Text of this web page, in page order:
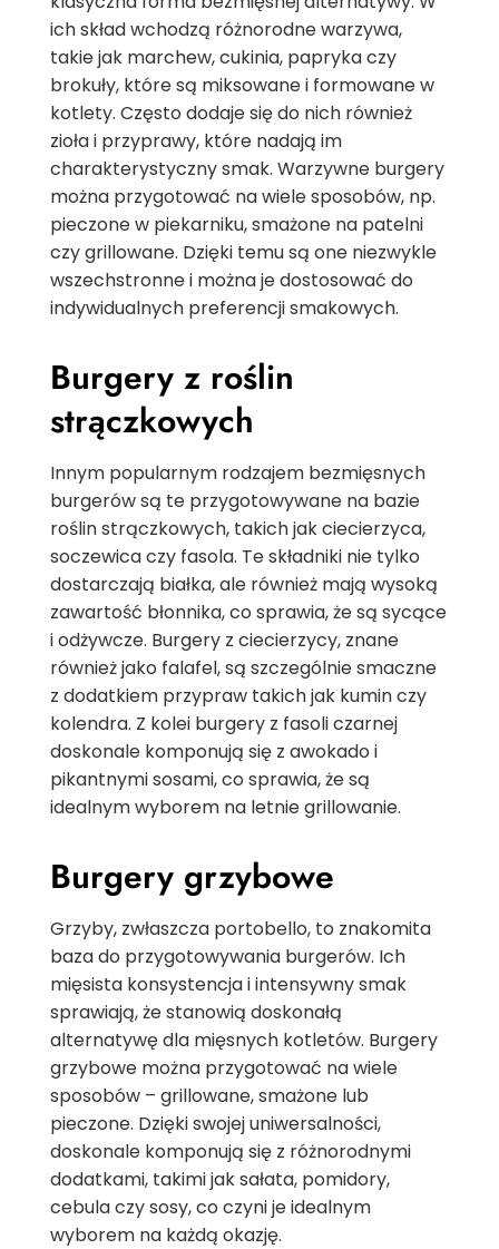
ich skład wchodzą różnorodne warzywa,
takie jak marchew, cukinia, papryka czy
brokuły, które są miksowane i formowane w
kotlety. Często dodaje się do nich również
zioła i przyprawy, które nadają im
charakterystyczny smak. Warzywne burgery
można przygotować na wiele sposobów, np.
pieczone w piekarniku, smażone na patelni
czy grillowane. Dzięki temu są one niezwykle
wszechstronne i można je dostosować do
indywidualnych preferencji smakowych.
Burgery z roślin
strączkowych
Innym popularnym rodzajem bezmięsnych
burgerów są te przygotowywane na bazie
roślin strączkowych, takich jak ciecierzyca,
soczewica czy fasola. Te składniki nie tylko
dostarczają białka, ale również mają wysoką
zawartość błonnika, co sprawia, że są sycące
i odżywcze. Burgery z ciecierzycy, znane
również jako falafel, są szczególnie smaczne
z dodatkiem przypraw takich jak kumin czy
kolendra. Z kolei burgery z fasoli czarnej
doskonale komponują się z awokado i
pikantnymi sosami, co sprawia, że są
idealnym wyborem na letnie grillowanie.
Burgery grzybowe
Grzyby, zwłaszcza portobello, to znakomita
baza do przygotowywania burgerów. Ich
mięsista konsystencja i intensywny smak
sprawiają, że stanowią doskonałą
alternatywę dla mięsnych kotletów. Burgery
grzybowe można przygotować na wiele
sposobów – grillowane, smażone lub
pieczone. Dzięki swojej uniwersalności,
doskonale komponują się z różnorodnymi
dodatkami, takimi jak sałata, pomidory,
cebula czy sosy, co czyni je idealnym
wyborem na każdą okazję.